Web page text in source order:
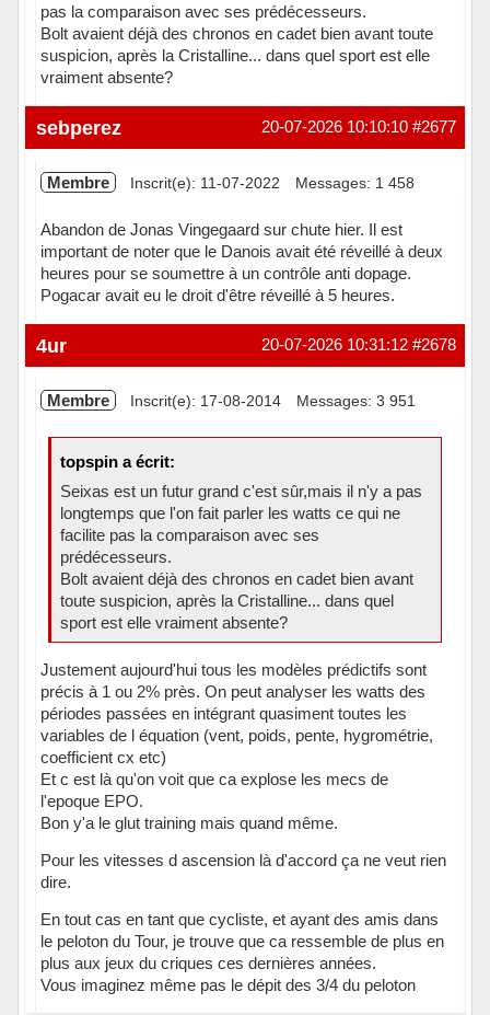
pas la comparaison avec ses prédécesseurs.
Bolt avaient déjà des chronos en cadet bien avant toute
suspicion, après la Cristalline... dans quel sport est elle
vraiment absente?
Hors ligne #2677
20-07-2026 10:10:10
sebperez
Membre Inscrit(e): 11-07-2022 Messages: 1 458
Abandon de Jonas Vingegaard sur chute hier. Il est
important de noter que le Danois avait été réveillé à deux
heures pour se soumettre à un contrôle anti dopage.
Pogacar avait eu le droit d'être réveillé à 5 heures.
Hors ligne #2678
20-07-2026 10:31:12
4ur
Membre Inscrit(e): 17-08-2014 Messages: 3 951
topspin a écrit:
Seixas est un futur grand c'est sûr,mais il n'y a pas
longtemps que l'on fait parler les watts ce qui ne
facilite pas la comparaison avec ses
prédécesseurs.
Bolt avaient déjà des chronos en cadet bien avant
toute suspicion, après la Cristalline... dans quel
sport est elle vraiment absente?
Justement aujourd'hui tous les modèles prédictifs sont
précis à 1 ou 2% près. On peut analyser les watts des
périodes passées en intégrant quasiment toutes les
variables de l équation (vent, poids, pente, hygrométrie,
coefficient cx etc)
Et c est là qu'on voit que ca explose les mecs de
l'epoque EPO.
Bon y'a le glut training mais quand même.
Pour les vitesses d ascension là d'accord ça ne veut rien
dire.
En tout cas en tant que cycliste, et ayant des amis dans
le peloton du Tour, je trouve que ca ressemble de plus en
plus aux jeux du criques ces dernières années.
Vous imaginez même pas le dépit des 3/4 du peloton